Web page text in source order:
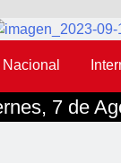
Nacional
7 de